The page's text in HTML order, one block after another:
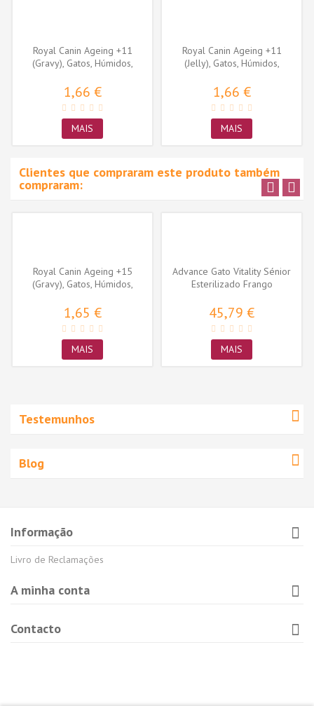
Royal Canin Ageing +11
(Gravy), Gatos, Húmidos,
1,66 €
MAIS
Royal Canin Ageing +11
(Jelly), Gatos, Húmidos,
1,66 €
MAIS
Clientes que compraram este produto também
compraram:
Royal Canin Ageing +15
(Gravy), Gatos, Húmidos,
1,65 €
MAIS
Advance Gato Vitality Sénior
Esterilizado Frango
45,79 €
MAIS
Testemunhos
Blog
Informação
Livro de Reclamações
A minha conta
Contacto